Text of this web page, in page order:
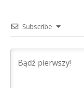
Subscribe